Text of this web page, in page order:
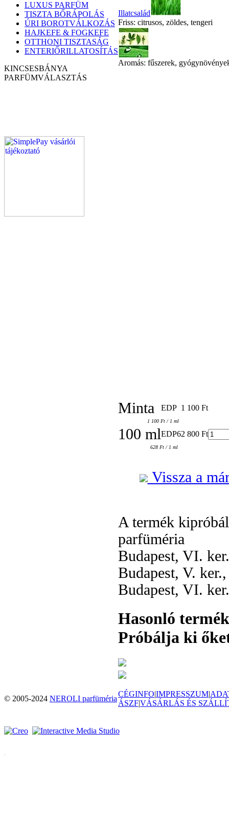
LUXUS PARFÜM
TISZTA BŐRÁPOLÁS
ÚRI BOROTVÁLKOZÁS
HAJKEFE & FOGKEFE
OTTHONI TISZTASÁG
ENTERIŐRILLATOSÍTÁS
KINCSESBÁNYA
PARFÜMVÁLASZTÁS
Illatcsalád
Friss: citrusos, zöldes, tengeri
Aromás: fűszerek,
Minta EDP 1 100 Ft
1 100 Ft / 1 ml
100 mlEDP62 800 Ft
628 Ft / 1 ml
Vissza a
A termék
parfüméria
Budapest, VI.
Budapest, V.
Budapest, VI.
Hasonló
Próbálja ki
© 2005-2024 NEROLI parfüméria
CÉGINFO|IMPRESSZUM|
ÁSZF|VÁSÁRLÁS ÉS